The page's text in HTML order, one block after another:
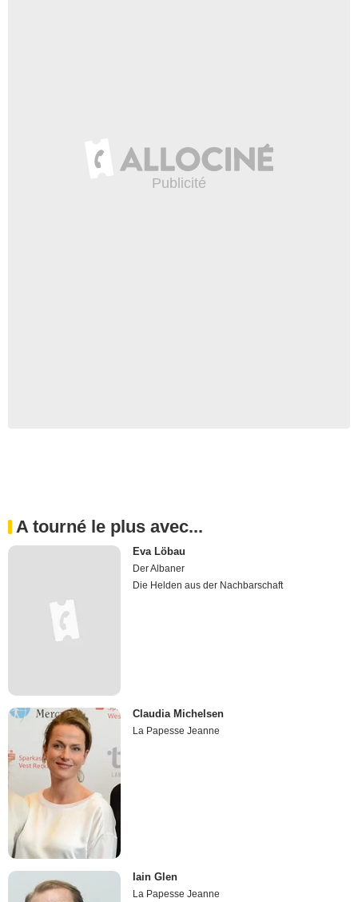
A tourné le plus avec...
Eva Löbau
Der Albaner
Die Helden aus der Nachbarschaft
Claudia Michelsen
La Papesse Jeanne
Iain Glen
La Papesse Jeanne